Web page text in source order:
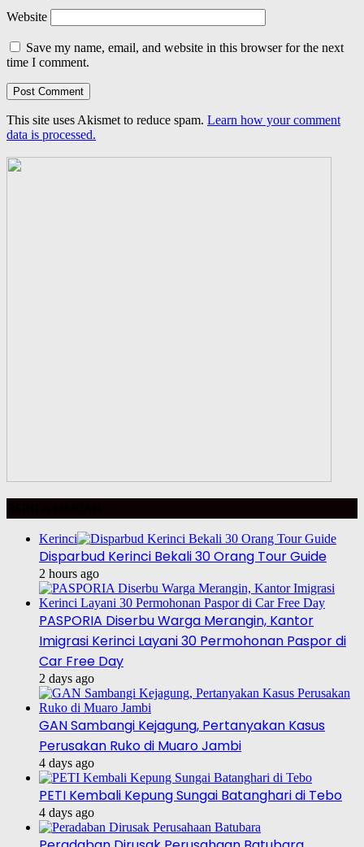
Website
Save my name, email, and website in this browser for the next
time I comment.
This site uses Akismet to reduce spam. Learn how your comment
data is processed.
Kerinci
Disparbud Kerinci Bekali 30 Orang Tour Guide
2 hours ago
PASPORIA Diserbu Warga Merangin, Kantor
Imigrasi Kerinci Layani 30 Permohonan Paspor di
Car Free Day
2 days ago
GAN Sambangi Kejagung, Pertanyakan Kasus
Perusakan Ruko di Muaro Jambi
4 days ago
PETI Kembali Kepung Sungai Batanghari di Tebo
4 days ago